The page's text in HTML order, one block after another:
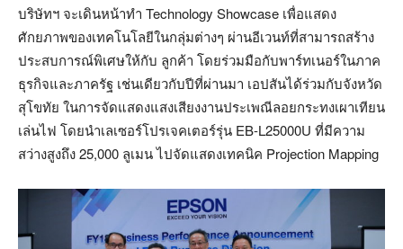
บริษัทฯ จะเดินหน้าทำ Technology Showcase เพื่อแสดง
ศักยภาพของเทคโนโลยีในกลุ่มต่างๆ ผ่านอีเวนท์ที่สามารถสร้าง
ประสบการณ์พิเศษให้กับ ลูกค้า โดยร่วมมือกับพาร์ทเนอร์ในภาค
ธุรกิจและภาครัฐ เช่นเดียวกับปีที่ผ่านมา เอปสันได้ร่วมกับจังหวัด
สุโขทัย ในการจัดแสดงแสงเสียงงานประเพณีลอยกระทงเผาเทียน
เล่นไฟ โดยนำเลเซอร์โปรเจคเตอร์รุ่น EB-L25000U ที่มีความ
สว่างสูงถึง 25,000 ลูเมน ไปจัดแสดงเทคนิค Projection Mapping